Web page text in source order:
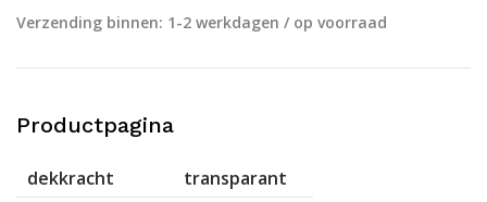
Verzending binnen: 1-2 werkdagen / op voorraad
Productpagina
dekkracht
transparant